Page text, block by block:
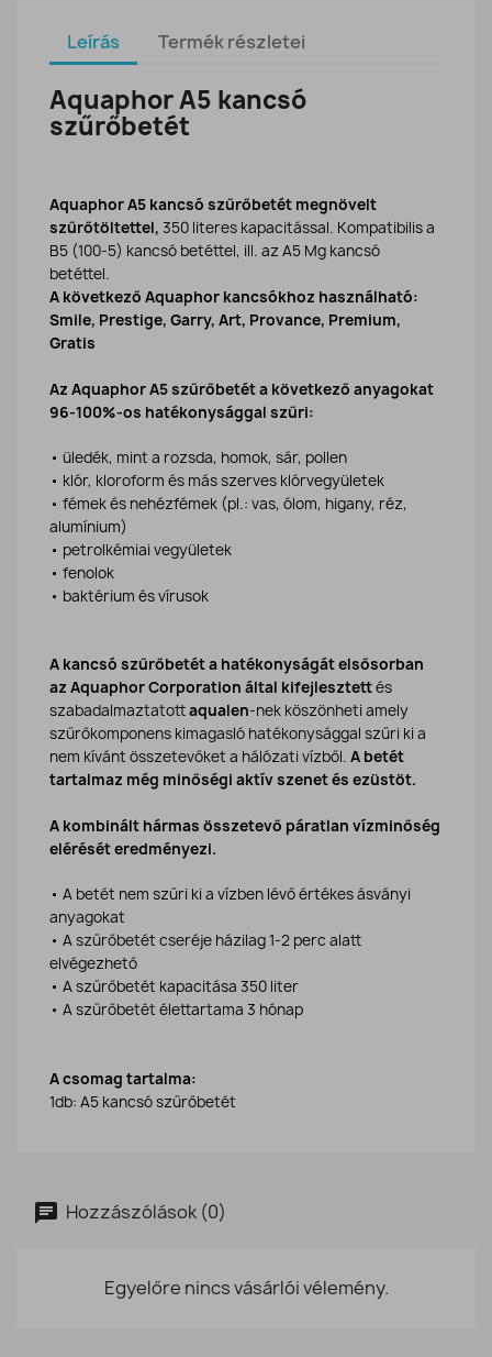
Leírás Termék részletei
Aquaphor A5 kancsó
szűrőbetét
Aquaphor A5 kancsó szűrőbetét megnövelt
szűrőtöltettel, 350 literes kapacitással. Kompatibilis a
B5 (100-5) kancsó betéttel, ill. az A5 Mg kancsó
betéttel.
A következő Aquaphor kancsókhoz használható:
Smile, Prestige, Garry, Art, Provance, Premium,
Gratis
Az Aquaphor A5 szűrőbetét a következő anyagokat
96-100%-os hatékonysággal szűri:
• üledék, mint a rozsda, homok, sár, pollen
• klór, kloroform és más szerves klórvegyületek
• fémek és nehézfémek (pl.: vas, ólom, higany, réz,
alumínium)
• petrolkémiai vegyületek
• fenolok
• baktérium és vírusok
A kancsó szűrőbetét a hatékonyságát elsősorban
az Aquaphor Corporation által kifejlesztettés
szabadalmaztatottaqualen-nek köszönheti amely
szűrőkomponens kimagasló hatékonysággal szűri ki a
nem kívánt összetevőket a hálózati vízből. A betét
tartalmaz még minőségi aktív szenet és ezüstöt.
A kombinált hármas összetevő páratlan vízminőség
elérését eredményezi.
• A betét nem szűri ki a vízben lévő értékes ásványi
anyagokat
• A szűrőbetét cseréje házilag 1-2 perc alatt
elvégezhető
• A szűrőbetét kapacitása 350 liter
• A szűrőbetét élettartama 3 hónap
A csomag tartalma:
1db: A5 kancsó szűrőbetét
Hozzászólások (0)
Egyelőre nincs vásárlói vélemény.